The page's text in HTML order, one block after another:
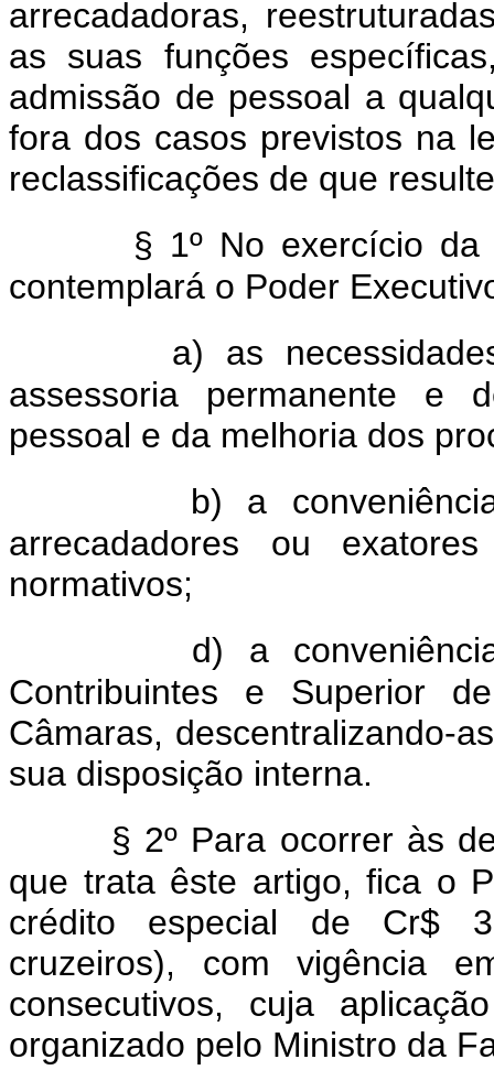
arrecadadoras,
as suas funções
admissão de pessoal a
fora dos casos previstos na
reclassificações de que
§ 1º No exercício
contemplará o Poder
a) as
assessoria permanente e
pessoal e da melhoria dos
b) a
arrecadadores ou
normativos;
d) a
Contribuintes e Superior
Câmaras, descentralizando-
sua disposição interna.
§ 2º Para ocorrer às
que trata êste artigo, fica o
crédito especial de Cr$
cruzeiros), com vigência
consecutivos, cuja
organizado pelo Ministro da